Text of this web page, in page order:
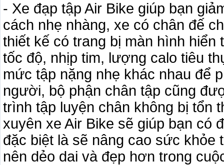
- Xe đạp tập Air Bike giúp bạn
cách nhẹ nhàng, xe có chân đế
thiết kế có trang bị màn hình
tốc độ, nhịp tim, lượng calo tiêu
mức tập nặng nhẹ khác nhau để
người, bộ phận chân tập cũng
trình tập luyện chân không bị tổn
xuyên xe Air Bike sẽ giúp bạn có
đặc biệt là sẽ nâng cao sức khỏe
nên dẻo dai và đẹp hơn trong